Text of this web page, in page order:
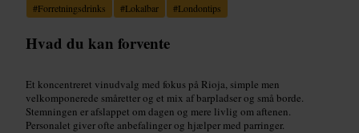
#Forretningsdrinks #Lokalbar #Londontips
Hvad du kan forvente
Et koncentreret vinudvalg med fokus på Rioja, simple men
velkomponerede småretter og et mix af barpladser og små borde.
Stemningen er afslappet om dagen og mere livlig om aftenen.
Personalet giver ofte anbefalinger og hjælper med parringer.